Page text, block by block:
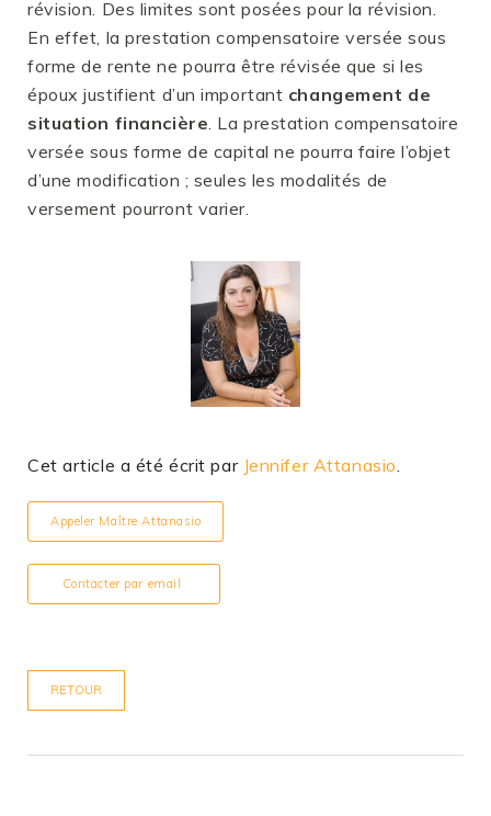
révision. Des limites sont posées pour la révision.
En effet, la prestation compensatoire versée sous
forme de rente ne pourra être révisée que si les
époux justifient d’un important changement de
situation financière. La prestation compensatoire
versée sous forme de capital ne pourra faire l’objet
d’une modification ; seules les modalités de
versement pourront varier.
Cet article a été écrit par Jennifer Attanasio.
Appeler Maître Attanasio
Contacter par email
RETOUR